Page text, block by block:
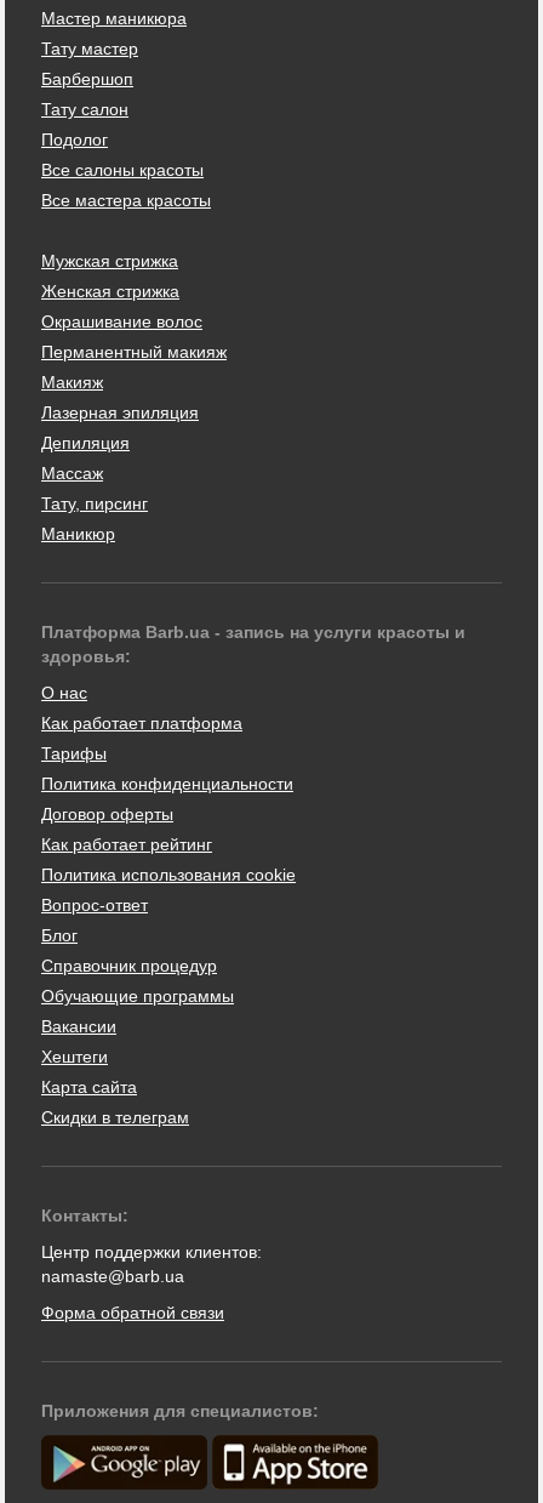
Мастер маникюра
Тату мастер
Барбершоп
Тату салон
Подолог
Все салоны красоты
Все мастера красоты
Мужская стрижка
Женская стрижка
Окрашивание волос
Перманентный макияж
Макияж
Лазерная эпиляция
Депиляция
Массаж
Тату, пирсинг
Маникюр
Платформа Barb.ua - запись на услуги красоты и
здоровья:
О нас
Как работает платформа
Тарифы
Политика конфиденциальности
Договор оферты
Как работает рейтинг
Политика использования cookie
Вопрос-ответ
Блог
Справочник процедур
Обучающие программы
Вакансии
Хештеги
Карта сайта
Скидки в телеграм
Контакты:
Центр поддержки клиентов:
namaste@barb.ua
Форма обратной связи
Приложения для специалистов: